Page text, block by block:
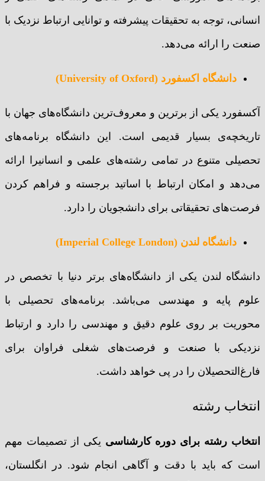
انسانی، توجه به تحقیقات پیشرفته و توانایی ارتباط نزدیک با
صنعت را ارائه می‌دهد.
دانشگاه اکسفورد (University of Oxford)
آکسفورد یکی از برترین و معروف‌ترین دانشگاه‌های جهان با
تاریخچه‌ی بسیار قدیمی است. این دانشگاه برنامه‌های
تحصیلی متنوع در تمامی رشته‌های علمی و انسانیرا ارائه
می‌دهد و امکان ارتباط با اساتید برجسته و فراهم کردن
فرصت‌های تحقیقاتی برای دانشجویان را دارد.
دانشگاه لندن (Imperial College London)
دانشگاه لندن یکی از دانشگاه‌های برتر دنیا با تخصص در
علوم پایه و مهندسی می‌باشد. برنامه‌های تحصیلی با
محوریت بر روی علوم دقیق و مهندسی را دارد و ارتباط
نزدیکی با صنعت و فرصت‌های شغلی فراوان برای
فارغ‌التحصیلان را در پی خواهد داشت.
انتخاب رشته
انتخاب رشته برای دوره کارشناسی یکی از تصمیمات مهم
است که باید با دقت و آگاهی انجام شود. در انگلستان،